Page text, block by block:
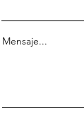
Mensaje...